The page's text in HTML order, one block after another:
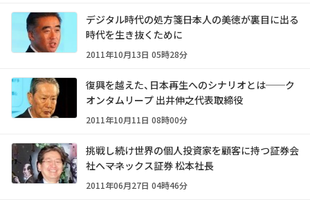
デジタル時代の処方箋――日本人の美徳が裏目に出る
時代を生き抜くために
2011年10月13日 05時28分
復興を越えた、日本再生へのシナリオとは──ク
オンタムリープ 出井伸之代表取締役
2011年10月11日 08時00分
挑戦し続け世界の個人投資家を顧客に持つ証券会
社へ――マネックス証券 松本社長
2011年06月27日 04時46分